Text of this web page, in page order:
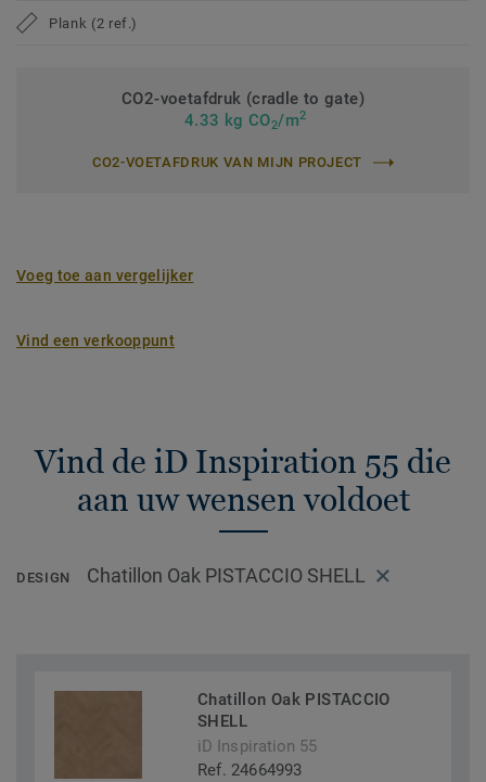
Plank (2 ref.)
CO2-voetafdruk (cradle to gate)
4.33 kg CO2/m2
CO2-VOETAFDRUK VAN MIJN PROJECT
Voeg toe aan vergelijker
Vind een verkooppunt
Vind de iD Inspiration 55 die
aan uw wensen voldoet
DESIGN Chatillon Oak PISTACCIO SHELL
Chatillon Oak PISTACCIO
SHELL
iD Inspiration 55
Ref. 24664993